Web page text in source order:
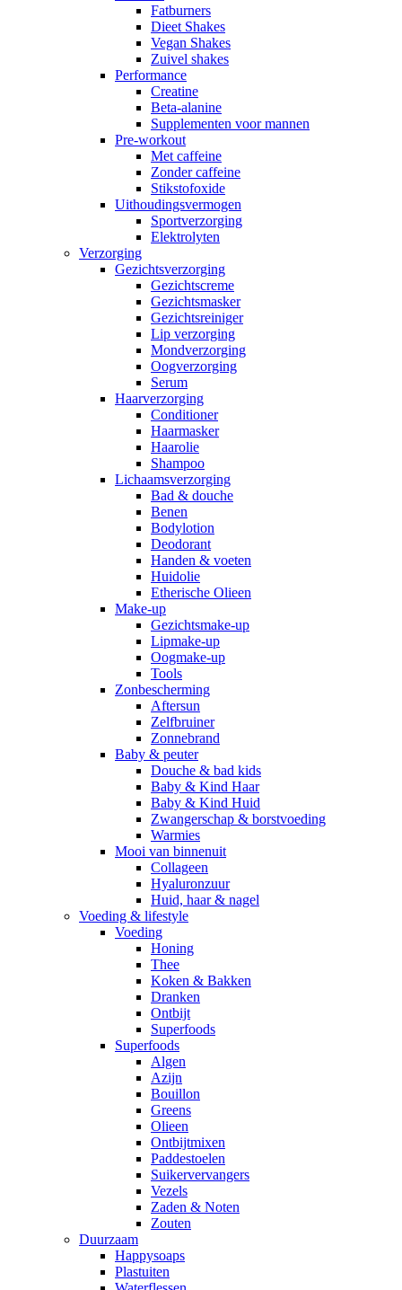
Fatburners
Dieet Shakes
Vegan Shakes
Zuivel shakes
Performance
Creatine
Beta-alanine
Supplementen voor mannen
Pre-workout
Met caffeine
Zonder caffeine
Stikstofoxide
Uithoudingsvermogen
Sportverzorging
Elektrolyten
Verzorging
Gezichtsverzorging
Gezichtscreme
Gezichtsmasker
Gezichtsreiniger
Lip verzorging
Mondverzorging
Oogverzorging
Serum
Haarverzorging
Conditioner
Haarmasker
Haarolie
Shampoo
Lichaamsverzorging
Bad & douche
Benen
Bodylotion
Deodorant
Handen & voeten
Huidolie
Etherische Olieen
Make-up
Gezichtsmake-up
Lipmake-up
Oogmake-up
Tools
Zonbescherming
Aftersun
Zelfbruiner
Zonnebrand
Baby & peuter
Douche & bad kids
Baby & Kind Haar
Baby & Kind Huid
Zwangerschap & borstvoeding
Warmies
Mooi van binnenuit
Collageen
Hyaluronzuur
Huid, haar & nagel
Voeding & lifestyle
Voeding
Honing
Thee
Koken & Bakken
Dranken
Ontbijt
Superfoods
Superfoods
Algen
Azijn
Bouillon
Greens
Olieen
Ontbijtmixen
Paddestoelen
Suikervervangers
Vezels
Zaden & Noten
Zouten
Duurzaam
Happysoaps
Plastuiten